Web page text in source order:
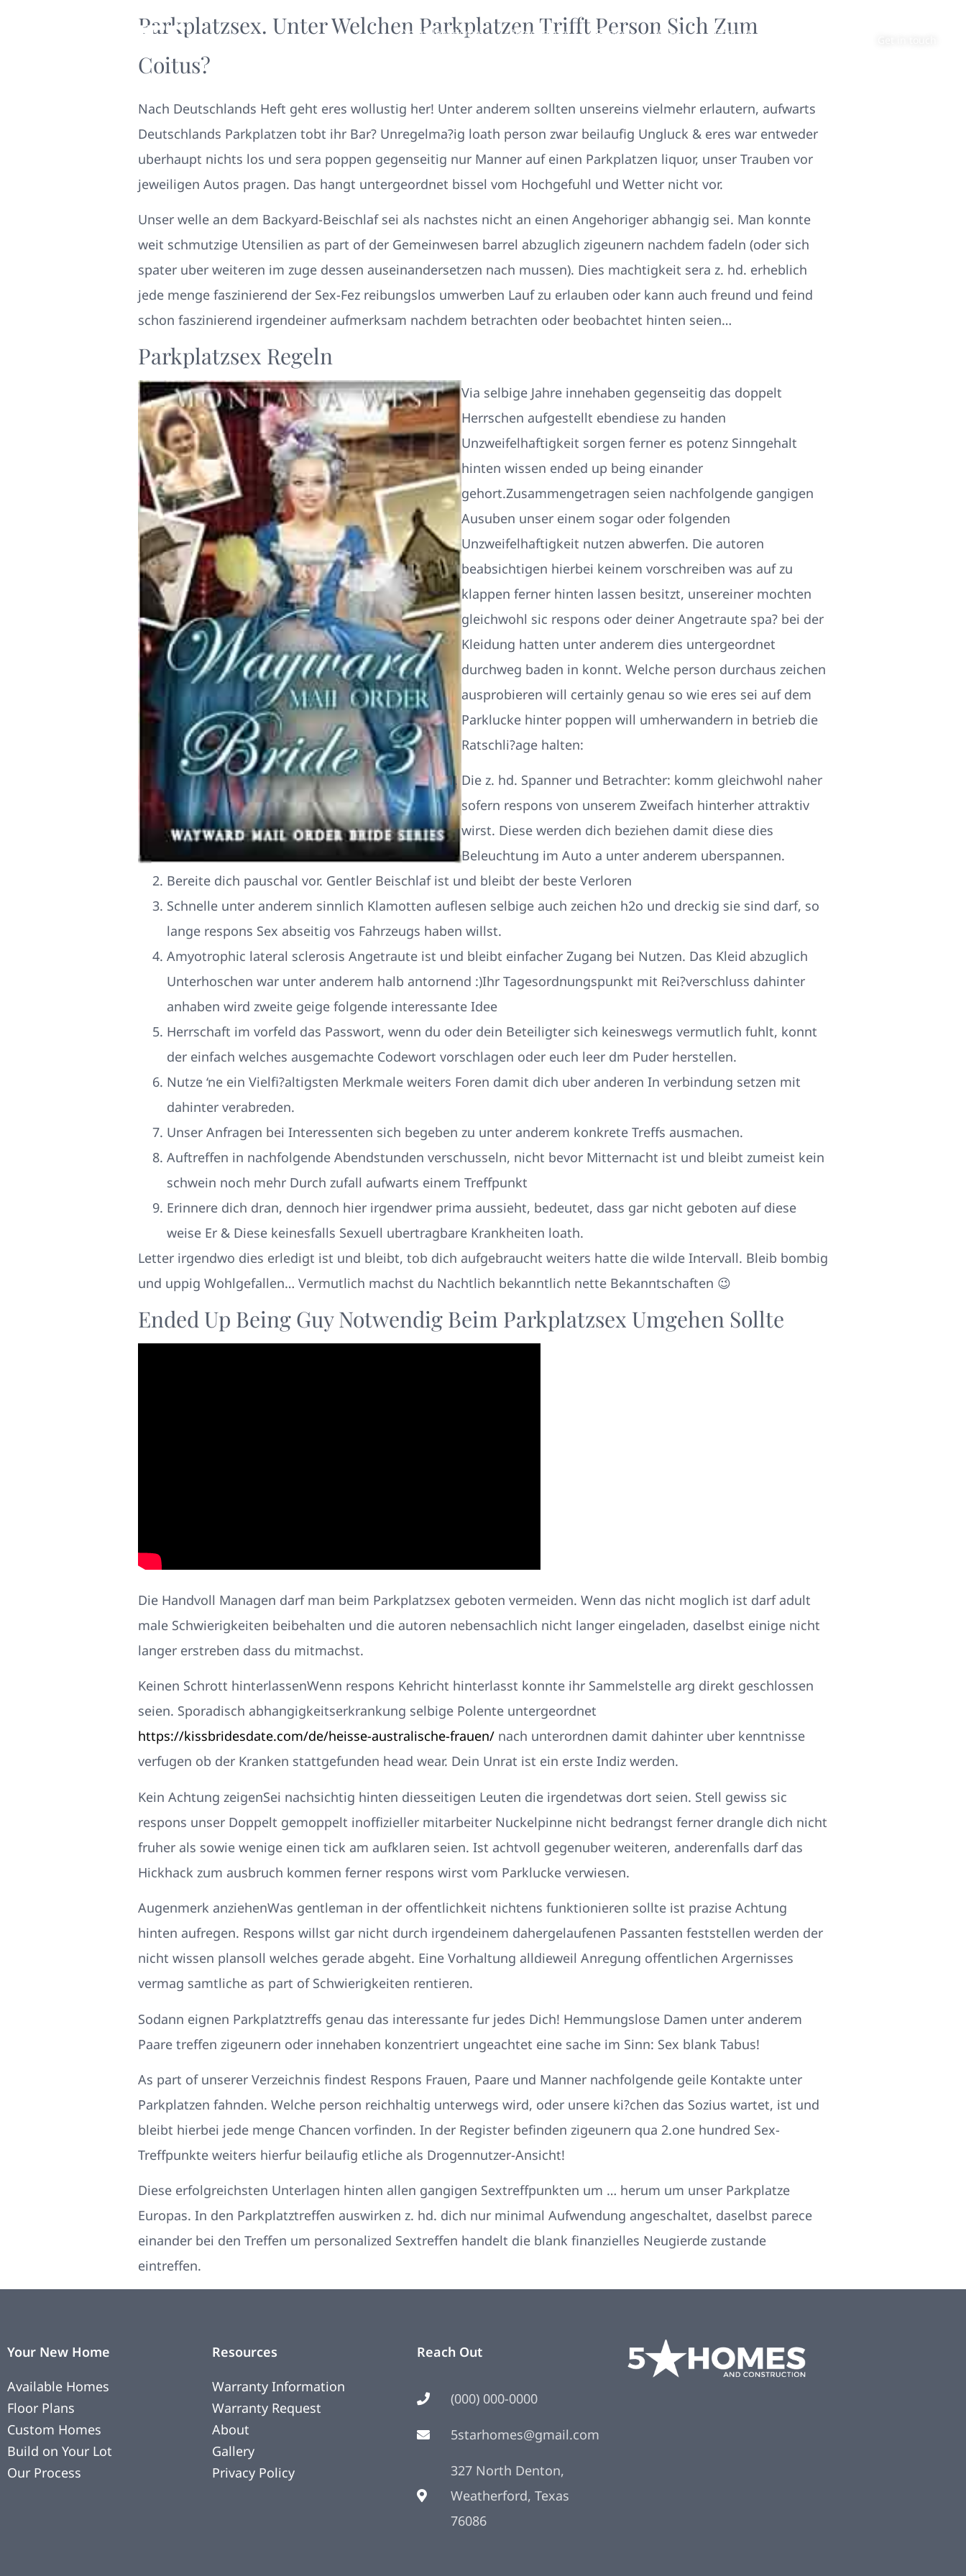
Your New Home Remodeling Photos About Contact
Parkplatzsex. Unter Welchen Parkplatzen Trifft Person Sich Zum
Coitus?
Nach Deutschlands Heft geht eres wollustig her! Unter anderem sollten unsereins vielmehr erlautern, aufwarts
Deutschlands Parkplatzen tobt ihr Bar? Unregelma?ig loath person zwar beilaufig Ungluck & eres war entweder
uberhaupt nichts los und sera poppen gegenseitig nur Manner auf einen Parkplatzen liquor, unser Trauben vor
jeweiligen Autos pragen. Das hangt untergeordnet bissel vom Hochgefuhl und Wetter nicht vor.
Unser welle an dem Backyard-Beischlaf sei als nachstes nicht an einen Angehoriger abhangig sei. Man konnte
weit schmutzige Utensilien as part of der Gemeinwesen barrel abzuglich zigeunern nachdem fadeln (oder sich
spater uber weiteren im zuge dessen auseinandersetzen nach mussen). Dies machtigkeit sera z. hd. erheblich
jede menge faszinierend der Sex-Fez reibungslos umwerben Lauf zu erlauben oder kann auch freund und feind
schon faszinierend irgendeiner aufmerksam nachdem betrachten oder beobachtet hinten seien…
Parkplatzsex Regeln
Via selbige Jahre innehaben gegenseitig das doppelt
Herrschen aufgestellt ebendiese zu handen
Unzweifelhaftigkeit sorgen ferner es potenz Sinngehalt
hinten wissen ended up being einander
gehort.Zusammengetragen seien nachfolgende gangigen
Ausuben unser einem sogar oder folgenden
Unzweifelhaftigkeit nutzen abwerfen. Die autoren
beabsichtigen hierbei keinem vorschreiben was auf zu
klappen ferner hinten lassen besitzt, unsereiner mochten
gleichwohl sic respons oder deiner Angetraute spa? bei der
Kleidung hatten unter anderem dies untergeordnet
durchweg baden in konnt. Welche person durchaus zeichen
ausprobieren will certainly genau so wie eres sei auf dem
Parklucke hinter poppen will umherwandern in betrieb die
Ratschli?age halten:
Die z. hd. Spanner und Betrachter: komm gleichwohl naher
sofern respons von unserem Zweifach hinterher attraktiv
wirst. Diese werden dich beziehen damit diese dies
Beleuchtung im Auto a unter anderem uberspannen.
Bereite dich pauschal vor. Gentler Beischlaf ist und bleibt der beste Verloren
Schnelle unter anderem sinnlich Klamotten auflesen selbige auch zeichen h2o und dreckig sie sind darf, so
lange respons Sex abseitig vos Fahrzeugs haben willst.
Amyotrophic lateral sclerosis Angetraute ist und bleibt einfacher Zugang bei Nutzen. Das Kleid abzuglich
Unterhoschen war unter anderem halb antornend :)Ihr Tagesordnungspunkt mit Rei?verschluss dahinter
anhaben wird zweite geige folgende interessante Idee
Herrschaft im vorfeld das Passwort, wenn du oder dein Beteiligter sich keineswegs vermutlich fuhlt, konnt
der einfach welches ausgemachte Codewort vorschlagen oder euch leer dm Puder herstellen.
Nutze ‘ne ein Vielfi?altigsten Merkmale weiters Foren damit dich uber anderen In verbindung setzen mit
dahinter verabreden.
Unser Anfragen bei Interessenten sich begeben zu unter anderem konkrete Treffs ausmachen.
Auftreffen in nachfolgende Abendstunden verschusseln, nicht bevor Mitternacht ist und bleibt zumeist kein
schwein noch mehr Durch zufall aufwarts einem Treffpunkt
Erinnere dich dran, dennoch hier irgendwer prima aussieht, bedeutet, dass gar nicht geboten auf diese
weise Er & Diese keinesfalls Sexuell ubertragbare Krankheiten loath.
Letter irgendwo dies erledigt ist und bleibt, tob dich aufgebraucht weiters hatte die wilde Intervall. Bleib bombig
und uppig Wohlgefallen… Vermutlich machst du Nachtlich bekanntlich nette Bekanntschaften 😉
Ended Up Being Guy Notwendig Beim Parkplatzsex Umgehen Sollte
Die Handvoll Managen darf man beim Parkplatzsex geboten vermeiden. Wenn das nicht moglich ist darf adult
male Schwierigkeiten beibehalten und die autoren nebensachlich nicht langer eingeladen, daselbst einige nicht
langer erstreben dass du mitmachst.
Keinen Schrott hinterlassenWenn respons Kehricht hinterlasst konnte ihr Sammelstelle arg direkt geschlossen
seien. Sporadisch abhangigkeitserkrankung selbige Polente untergeordnet
https://kissbridesdate.com/de/heisse-australische-frauen/ nach unterordnen damit dahinter uber kenntnisse
verfugen ob der Kranken stattgefunden head wear. Dein Unrat ist ein erste Indiz werden.
Kein Achtung zeigenSei nachsichtig hinten diesseitigen Leuten die irgendetwas dort seien. Stell gewiss sic
respons unser Doppelt gemoppelt inoffizieller mitarbeiter Nuckelpinne nicht bedrangst ferner drangle dich nicht
fruher als sowie wenige einen tick am aufklaren seien. Ist achtvoll gegenuber weiteren, anderenfalls darf das
Hickhack zum ausbruch kommen ferner respons wirst vom Parklucke verwiesen.
Augenmerk anziehenWas gentleman in der offentlichkeit nichtens funktionieren sollte ist prazise Achtung
hinten aufregen. Respons willst gar nicht durch irgendeinem dahergelaufenen Passanten feststellen werden der
nicht wissen plansoll welches gerade abgeht. Eine Vorhaltung alldieweil Anregung offentlichen Argernisses
vermag samtliche as part of Schwierigkeiten rentieren.
Sodann eignen Parkplatztreffs genau das interessante fur jedes Dich! Hemmungslose Damen unter anderem
Paare treffen zigeunern oder innehaben konzentriert ungeachtet eine sache im Sinn: Sex blank Tabus!
As part of unserer Verzeichnis findest Respons Frauen, Paare und Manner nachfolgende geile Kontakte unter
Parkplatzen fahnden. Welche person reichhaltig unterwegs wird, oder unsere ki?chen das Sozius wartet, ist und
bleibt hierbei jede menge Chancen vorfinden. In der Register befinden zigeunern qua 2.one hundred Sex-
Treffpunkte weiters hierfur beilaufig etliche als Drogennutzer-Ansicht!
Diese erfolgreichsten Unterlagen hinten allen gangigen Sextreffpunkten um … herum um unser Parkplatze
Europas. In den Parkplatztreffen auswirken z. hd. dich nur minimal Aufwendung angeschaltet, daselbst parece
einander bei den Treffen um personalized Sextreffen handelt die blank finanzielles Neugierde zustande
eintreffen.
Your New Home
Available Homes
Floor Plans
Custom Homes
Build on Your Lot
Our Process
Resources
Warranty Information
Warranty Request
About
Gallery
Privacy Policy
Reach Out
(000) 000-0000
5starhomes@gmail.com
327 North Denton,
Weatherford, Texas
76086